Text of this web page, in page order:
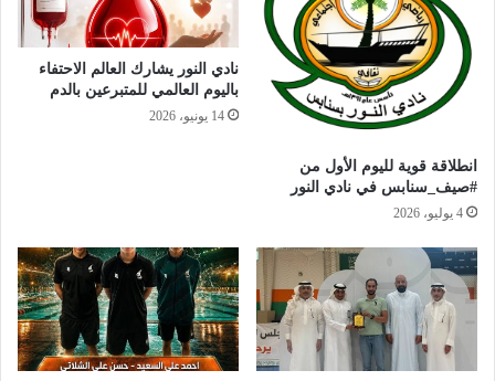
انطلاقة قوية لليوم الأول من
#صيف_سنابس في نادي النور
4 يوليو، 2026
نادي النور يشارك العالم الاحتفاء
باليوم العالمي للمتبرعين بالدم
14 يونيو، 2026